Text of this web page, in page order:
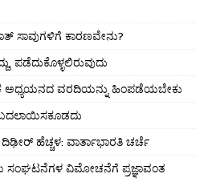
ಸಾವುಗಳಿಗೆ ಕಾರಣವೇನು?
ಪಡೆದುಕೊಳ್ಳಲಿರುವುದು
ವರದಿಯನ್ನು ಹಿಂಪಡೆಯಬೇಕು
ಬದಲಾಯಿಸಕೂಡದು
ಹೆಚ್ಚಳ: ವಾರ್ತಾಭಾರತಿ ಚರ್ಚೆ
ವಿಮೋಚನೆಗೆ ಪ್ರಜ್ಞಾವಂತ